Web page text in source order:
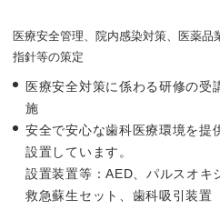
医療安全管理、院内感染対策、医薬品
指針等の策定
医療安全対策に係わる研修の受
施
安全で安心な歯科医療環境を提
設置しています。
設置装置等：AED、パルスオキ
救急蘇生セット、歯科吸引装置